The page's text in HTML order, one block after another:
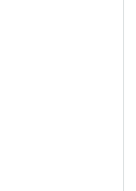
именины
значение